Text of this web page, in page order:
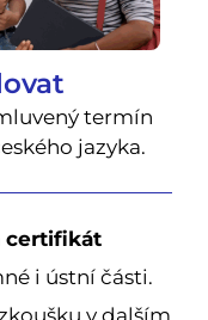
termín
jazyka.
certifikát
i ústní části.